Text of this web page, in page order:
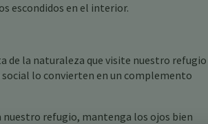
escondidos en el interior.
de la naturaleza que visite nuestro refugio
lo convierten en un complemento
nuestro refugio, mantenga los ojos bien